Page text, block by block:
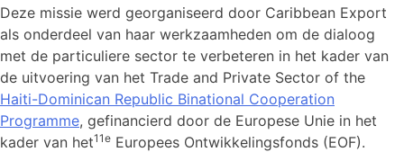
Deze missie werd georganiseerd door Caribbean Export
als onderdeel van haar werkzaamheden om de dialoog
met de particuliere sector te verbeteren in het kader van
de uitvoering van het Trade and Private Sector of the
Haiti-Dominican Republic Binational Cooperation
Programme, gefinancierd door de Europese Unie in het
kader van het11e Europees Ontwikkelingsfonds (EOF).